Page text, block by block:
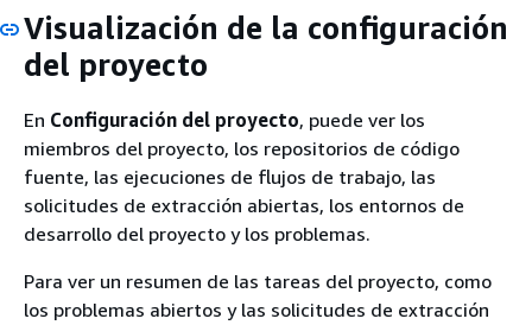
Visualización de la configuración
del proyecto
En Configuración del proyecto, puede ver los
miembros del proyecto, los repositorios de código
fuente, las ejecuciones de flujos de trabajo, las
solicitudes de extracción abiertas, los entornos de
desarrollo del proyecto y los problemas.
Para ver un resumen de las tareas del proyecto, como
los problemas abiertos y las solicitudes de extracción